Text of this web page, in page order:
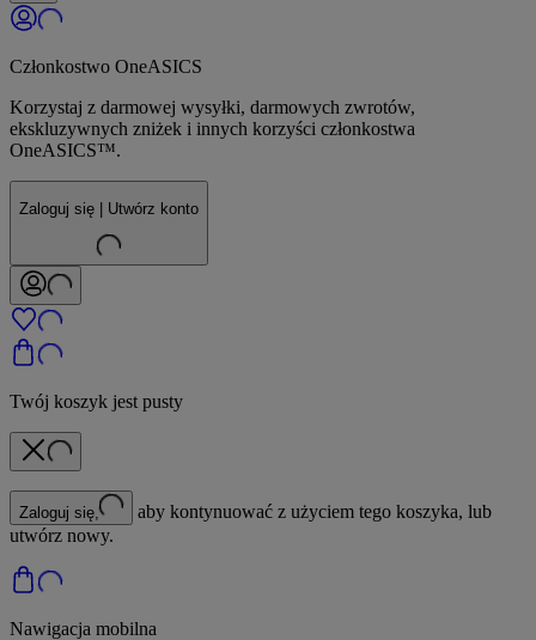
Członkostwo OneASICS
Korzystaj z darmowej wysyłki, darmowych zwrotów,
ekskluzywnych zniżek i innych korzyści członkostwa
OneASICS™.
Zaloguj się | Utwórz konto
Twój koszyk jest pusty
Zaloguj się,
aby kontynuować z użyciem tego koszyka, lub
utwórz nowy.
Nawigacja mobilna